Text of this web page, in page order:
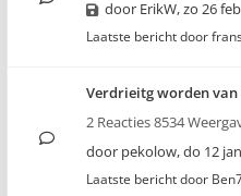
door ErikW,zo 26
Laatste bericht door
Verdrieitg worden van
2 Reacties 8534
door pekolow,do 12
Laatste bericht door